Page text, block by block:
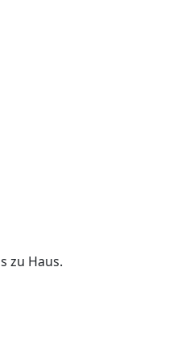
zu Haus.